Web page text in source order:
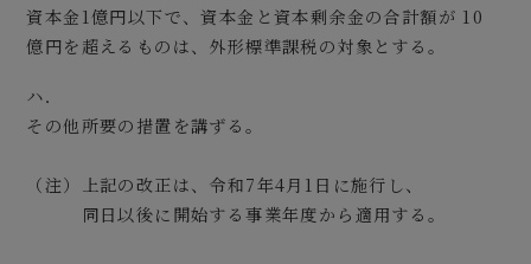
資本金1億円以下で、資本金と資本剰余金の合計額が 10
億円を超えるものは、外形標準課税の対象とする。
ハ．
その他所要の措置を講ずる。
（注）上記の改正は、令和7年4月1日に施行し、
同日以後に開始する事業年度から適用する。